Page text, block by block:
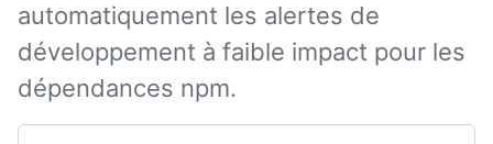
automatiquement les alertes de
développement à faible impact pour les
dépendances npm.